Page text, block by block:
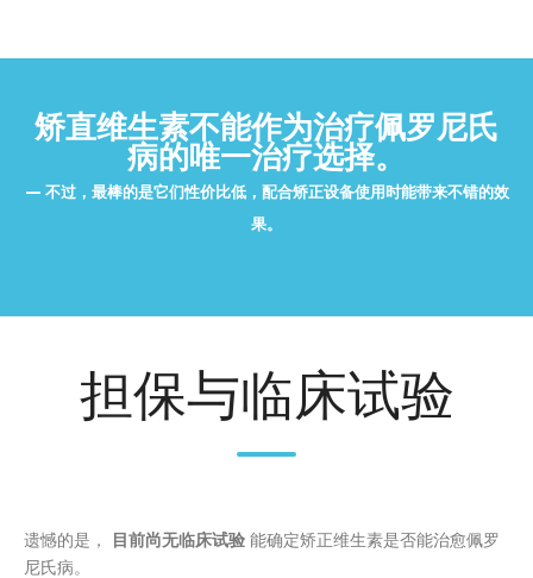
矫直维生素不能作为治疗佩罗尼氏
病的唯一治疗选择。
不过，最棒的是它们性价比低，配合矫正设备使用时能带来不错的效
果。
担保与临床试验
遗憾的是， 目前尚无临床试验 能确定矫正维生素是否能治愈佩罗
尼氏病。